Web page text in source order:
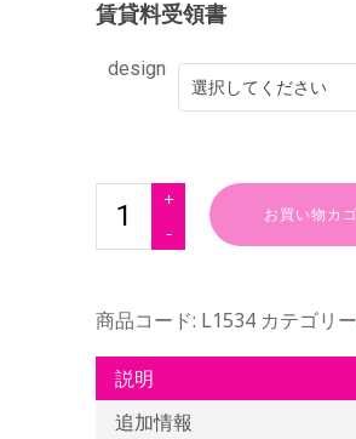
賃貸料受領書
design
選択してください
お買い物カ
商品コード: L1534 カテゴリ
説明
追加情報